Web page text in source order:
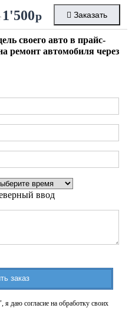
1'500р Заказать
своего авто в прайс-
ремонт автомобиля через
ввод
заказ
даю согласие на обработку своих